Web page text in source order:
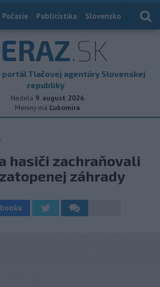
Počasie Publicistika Slovensko
.SK
portál Tlačovej agentúry Slovenskej
republiky
Nedela 9. august 2026
Meniny má Ľubomíra
hasiči zachraňovali
záhrady